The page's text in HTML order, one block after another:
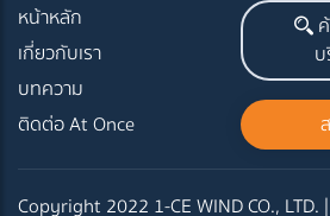
หน้าหลัก
เกี่ยวกับเรา
บทความ
ติดต่อ At Once
Copyright 2022 1-CE WIND CO.,